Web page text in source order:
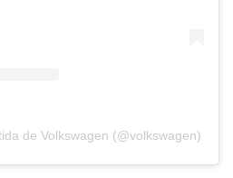
de Volkswagen (@volkswagen)